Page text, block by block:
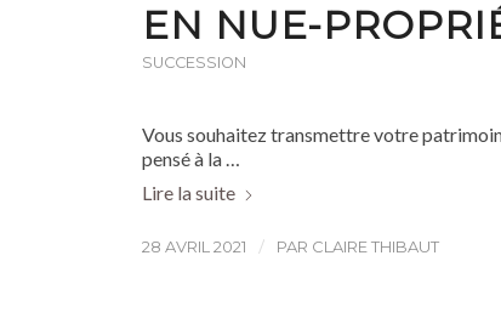
EN NUE-
SUCCESSION
Vous souhaitez transmettre votre
pensé à la …
Lire la suite
28 AVRIL 2021 / PAR CLAIRE THIBAUT